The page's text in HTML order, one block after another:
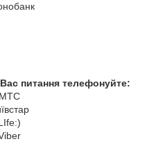
питання телефонуйте:
МТС